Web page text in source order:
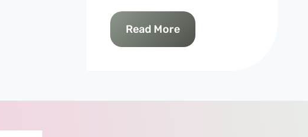
Read More